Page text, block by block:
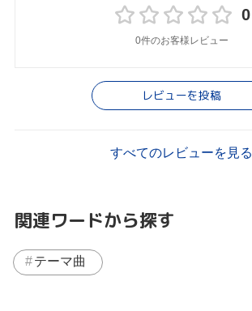
0
0件のお客様レビュー
レビューを投稿
すべてのレビューを見る
関連ワードから探す
テーマ曲